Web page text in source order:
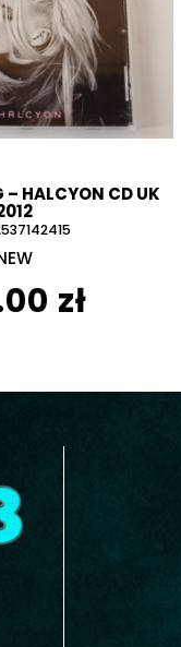
– HALCYON CD UK
zł